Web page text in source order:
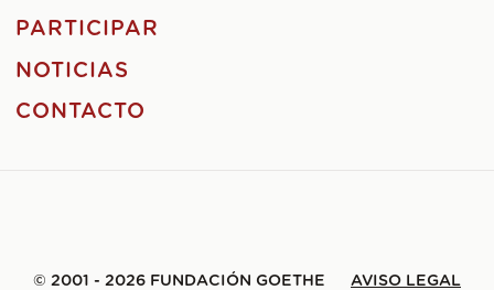
PARTICIPAR
NOTICIAS
CONTACTO
© 2001 - 2026 FUNDACIÓN GOETHE AVISO LEGAL